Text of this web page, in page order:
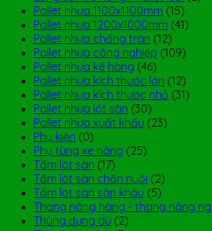
Pallet nhựa 1100x1100mm (15)
Pallet nhựa 1200x1000mm (41)
Pallet nhựa chống tràn (12)
Pallet nhựa công nghiệp (109)
Pallet nhựa kê hàng (46)
Pallet nhựa kích thước lớn (12)
Pallet nhựa kích thước nhỏ (31)
Pallet nhựa lót sàn (30)
Pallet nhựa xuất khẩu (23)
Phụ kiện (0)
Phụ tùng xe nâng (25)
Tấm lót sàn (17)
Tấm lót sàn chăn nuôi (2)
Tấm lót sàn sân khấu (5)
Thang nâng hàng - thang nâng
Thùng đựng dù (2)